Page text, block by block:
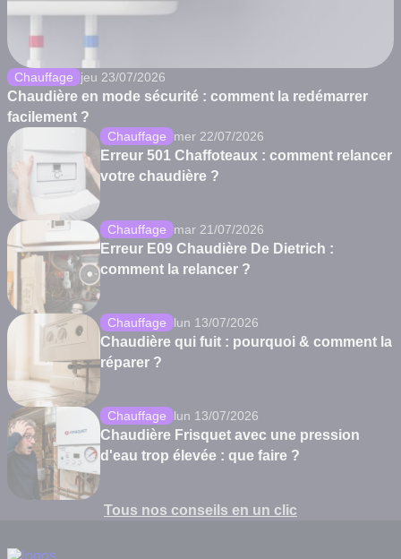
Chauffage jeu 23/07/2026
Chaudière en mode sécurité : comment la redémarrer
facilement ?
Chauffage mer 22/07/2026
Erreur 501 Chaffoteaux : comment relancer
votre chaudière ?
Chauffage mar 21/07/2026
Erreur E09 Chaudière De Dietrich :
comment la relancer ?
Chauffage lun 13/07/2026
Chaudière qui fuit : pourquoi & comment la
réparer ?
Chauffage lun 13/07/2026
Chaudière Frisquet avec une pression
d'eau trop élevée : que faire ?
Tous nos conseils en un clic